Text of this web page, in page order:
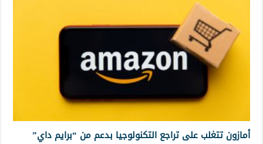
أمازون تتغلب على تراجع التكنولوجيا بدعم من “برايم داي”